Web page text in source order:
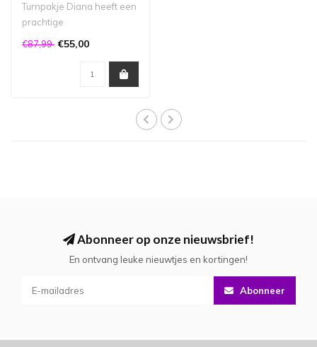
Turnpakje Diana heeft een
prachtige
kleurencombinatie van
€87,99 €55,00
Abonneer op onze nieuwsbrief!
En ontvang leuke nieuwtjes en kortingen!
Abonneer